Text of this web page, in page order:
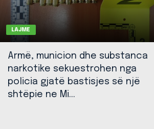
LAJME
Armë, municion dhe substanca
narkotike sekuestrohen nga
policia gjatë bastisjes së një
shtëpie ne Mi...